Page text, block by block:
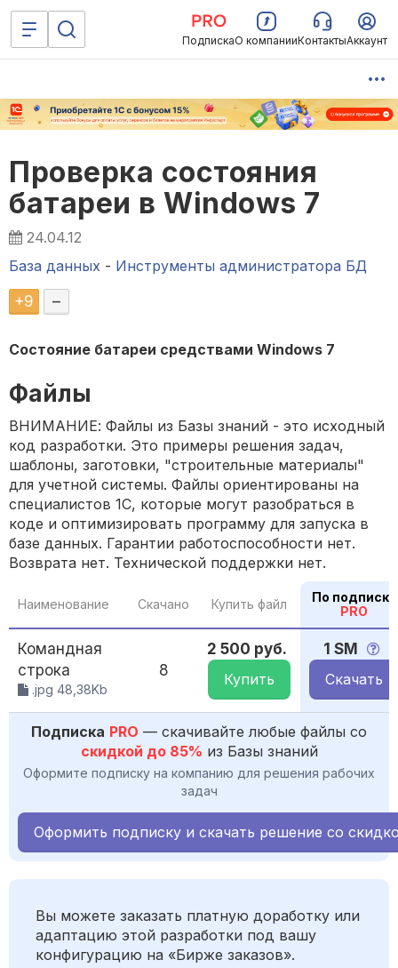
ПодпискаО компанииКонтактыАккаунт
Проверка состояния
батареи в Windows 7
24.04.12
База данных - Инструменты администратора БД
+9 –
Состояние батареи средствами Windows 7
Файлы
ВНИМАНИЕ: Файлы из Базы знаний - это исходный
код разработки. Это примеры решения задач,
шаблоны, заготовки, "строительные материалы"
для учетной системы. Файлы ориентированы на
специалистов 1С, которые могут разобраться в
коде и оптимизировать программу для запуска в
базе данных. Гарантии работоспособности нет.
Возврата нет. Технической поддержки нет.
Наименование Скачано Купить файл
По подписке
PRO
Командная
строка
.jpg 48,38Kb
8
2 500 руб.
Купить
1 SM
Скачать
Подписка PRO — скачивайте любые файлы со
скидкой до 85% из Базы знаний
Оформите подписку на компанию для решения рабочих
задач
Оформить подписку и скачать решение со
Вы можете заказать платную доработку или
адаптацию этой разработки под вашу
конфигурацию на «Бирже заказов».